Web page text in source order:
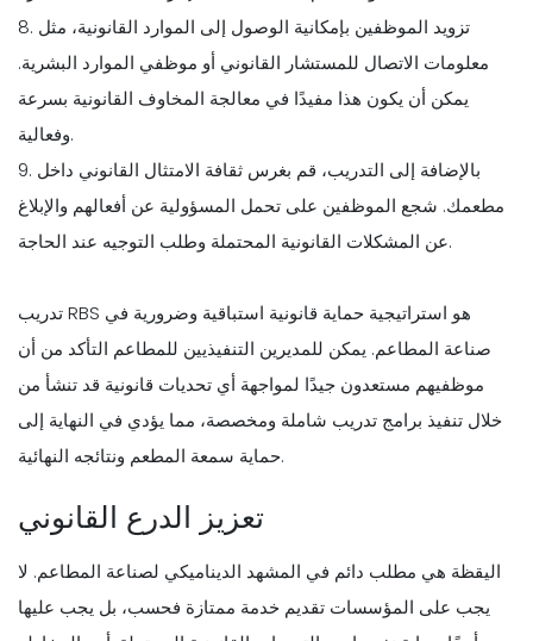
8. تزويد الموظفين بإمكانية الوصول إلى الموارد القانونية، مثل
معلومات الاتصال للمستشار القانوني أو موظفي الموارد البشرية.
يمكن أن يكون هذا مفيدًا في معالجة المخاوف القانونية بسرعة
وفعالية.
9. بالإضافة إلى التدريب، قم بغرس ثقافة الامتثال القانوني داخل
مطعمك. شجع الموظفين على تحمل المسؤولية عن أفعالهم والإبلاغ
عن المشكلات القانونية المحتملة وطلب التوجيه عند الحاجة.
تدريب RBS هو استراتيجية حماية قانونية استباقية وضرورية في
صناعة المطاعم. يمكن للمديرين التنفيذيين للمطاعم التأكد من أن
موظفيهم مستعدون جيدًا لمواجهة أي تحديات قانونية قد تنشأ من
خلال تنفيذ برامج تدريب شاملة ومخصصة، مما يؤدي في النهاية إلى
حماية سمعة المطعم ونتائجه النهائية.
تعزيز الدرع القانوني
اليقظة هي مطلب دائم في المشهد الديناميكي لصناعة المطاعم. لا
يجب على المؤسسات تقديم خدمة ممتازة فحسب، بل يجب عليها